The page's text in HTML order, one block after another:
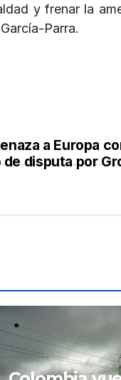
y frenar la
Parra.
a Europa
disputa por